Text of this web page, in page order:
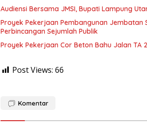
Audiensi Bersama JMSI, Bupati Lampung
Proyek Pekerjaan Pembangunan Jembatan
Perbincangan Sejumlah Publik
Proyek Pekerjaan Cor Beton Bahu Jalan TA
Post Views: 66
Komentar